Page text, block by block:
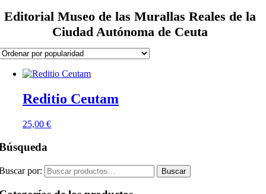
Editorial Museo de las Murallas Reales de la
Ciudad Autónoma de Ceuta
Reditio Ceutam
25,00 €
por: Buscar